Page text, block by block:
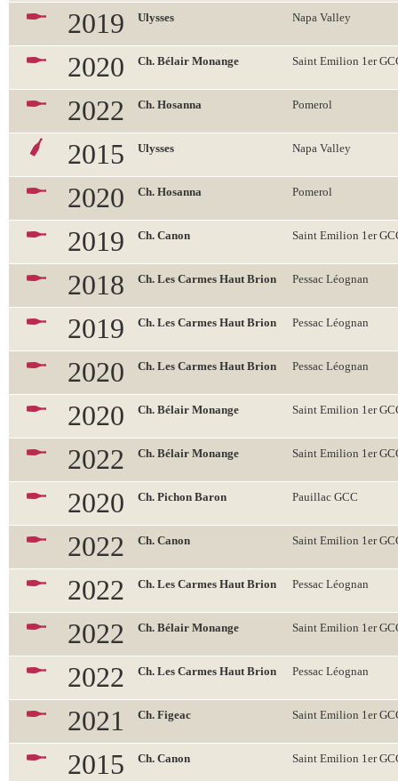
2019 Ulysses Napa Valley
2020 Ch. Bélair Monange Saint Emilion 1er
2022 Ch. Hosanna Pomerol
2015 Ulysses Napa Valley
2020 Ch. Hosanna Pomerol
2019 Ch. Canon Saint Emilion 1er
2018 Ch. Les Carmes Haut Brion Pessac Léognan
2019 Ch. Les Carmes Haut Brion Pessac Léognan
2020 Ch. Les Carmes Haut Brion Pessac Léognan
2020 Ch. Bélair Monange Saint Emilion 1er
2022 Ch. Bélair Monange Saint Emilion 1er
2020 Ch. Pichon Baron Pauillac GCC
2022 Ch. Canon Saint Emilion 1er
2022 Ch. Les Carmes Haut Brion Pessac Léognan
2022 Ch. Bélair Monange Saint Emilion 1er
2022 Ch. Les Carmes Haut Brion Pessac Léognan
2021 Ch. Figeac Saint Emilion 1er
2015 Ch. Canon Saint Emilion 1er